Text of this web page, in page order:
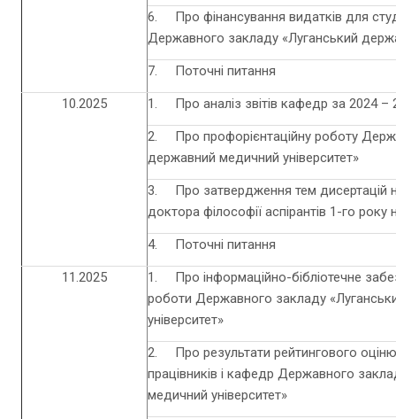
6. Про фінансування видатків для
Державного закладу «Луганський
7. Поточні питання
10.2025 1. Про аналіз звітів кафедр за 2024 –
2. Про профорієнтаційну роботу
державний медичний університет»
3. Про затвердження тем дисертацій
доктора філософії аспірантів 1-го року
4. Поточні питання
11.2025
1. Про інформаційно-бібліотечне
роботи Державного закладу
університет»
2. Про результати рейтингового
працівників і кафедр Державного
медичний університет»